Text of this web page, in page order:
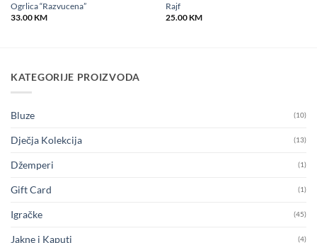
Ogrlica “Razvucena”
33.00 KM
Rajf
25.00 KM
KATEGORIJE PROIZVODA
Bluze (10)
Dječja Kolekcija (13)
Džemperi (1)
Gift Card (1)
Igračke (45)
Jakne i Kaputi (4)